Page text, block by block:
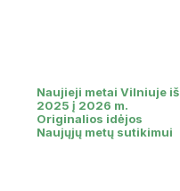
Naujieji metai Vilniuje iš
2025 į 2026 m.
Originalios idėjos
Naujųjų metų sutikimui